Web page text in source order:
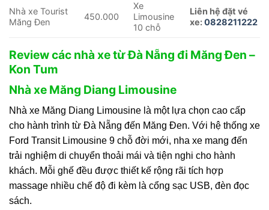
Nhà xe Tourist
Măng Đen
450.000
Xe
Limousine
10 chỗ
Liên hệ đặt vé
xe:0828211222
Review các nhà xe từ Đà Nẵng đi Măng Đen –
Kon Tum
Nhà xe Măng Diang Limousine
​Nhà xe Măng Diang Limousine là một lựa chọn cao cấp
cho hành trình từ Đà Nẵng đến Măng Đen. Với hệ thống xe
Ford Transit Limousine 9 chỗ đời mới, nha xe mang đến
trải nghiệm di chuyển thoải mái và tiện nghi cho hành
khách. Mỗi ghế đều được thiết kế rộng rãi tích hợp
massage nhiều chế độ đi kèm là cổng sạc USB, đèn đọc
sách.